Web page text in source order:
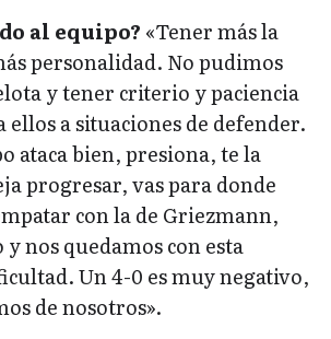
al equipo? «Tener más la
personalidad. No pudimos
y tener criterio y paciencia
a situaciones de defender.
ataca bien, presiona, te la
progresar, vas para donde
con la de Griezmann,
nos quedamos con esta
Un 4-0 es muy negativo,
de nosotros».